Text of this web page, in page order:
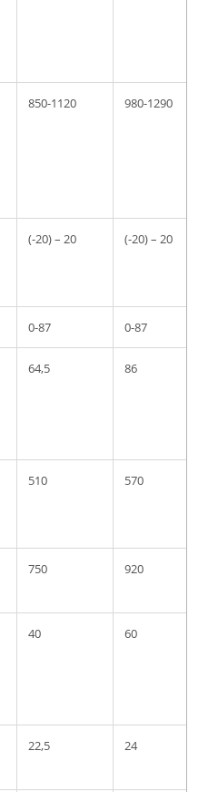
850-1120 980-1290
(-20) – 20 (-20) – 20
0-87 0-87
64,5 86
510 570
750 920
40 60
22,5 24